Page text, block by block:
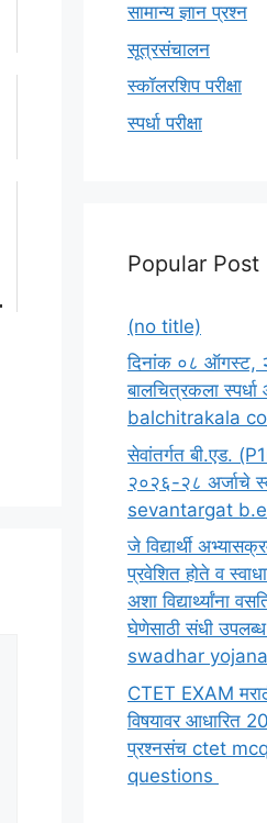
सामान्य ज्ञान प्रश्न
सूत्रसंचालन
स्कॉलरशिप परीक्षा
स्पर्धा परीक्षा
Popular Post
(no title)
दिनांक ०८ ऑगस्ट,
बालचित्रकला
balchitrakala
सेवांतर्गत बी.एड.
२०२६-२८ अर्जाचे
sevantargat
जे विद्यार्थी
प्रवेशित होते व
अशा विद्यार्थ्यांना
घेणेसाठी संधी
swadhar
CTET EXAM
विषयावर आधारित 20
प्रश्नसंच ctet
questions